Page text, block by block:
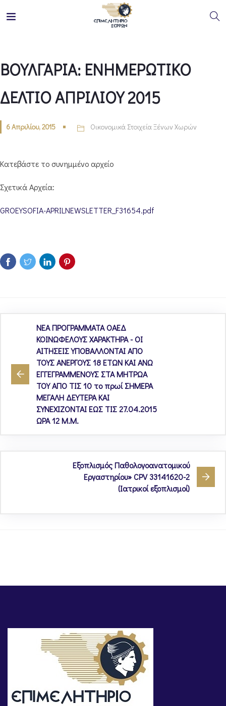
ΒΟΥΛΓΑΡΙΑ: ΕΝΗΜΕΡΩΤΙΚΟ
ΔΕΛΤΙΟ ΑΠΡΙΛΙΟΥ 2015
6 Απριλίου, 2015 Οικονομικά Στοιχεία Ξένων Χωρών
Κατεβάστε το συνημμένο αρχείο
Σχετικά Αρχεία:
GROEYSOFIA-APRILNEWSLETTER_F31654.pdf
ΝΕΑ ΠΡΟΓΡΑΜΜΑΤΑ ΟΑΕΔ
ΚΟΙΝΩΦΕΛΟΥΣ ΧΑΡΑΚΤΗΡΑ - ΟΙ
ΑΙΤΗΣΕΙΣ ΥΠΟΒΑΛΛΟΝΤΑΙ ΑΠΟ
ΤΟΥΣ ΑΝΕΡΓΟΥΣ 18 ΕΤΩΝ ΚΑΙ ΑΝΩ
ΕΓΓΕΓΡΑΜΜΕΝΟΥΣ ΣΤΑ ΜΗΤΡΩΑ
ΤΟΥ ΑΠΟ ΤΙΣ 10 το πρωί ΣΗΜΕΡΑ
ΜΕΓΑΛΗ ΔΕΥΤΕΡΑ ΚΑΙ
ΣΥΝΕΧΙΖΟΝΤΑΙ ΕΩΣ ΤΙΣ 27.04.2015
ΩΡΑ 12 Μ.Μ.
Eξοπλισμός Παθολογοανατομικού
Εργαστηρίου» CPV 33141620-2
(Ιατρικοί εξοπλισμοί)